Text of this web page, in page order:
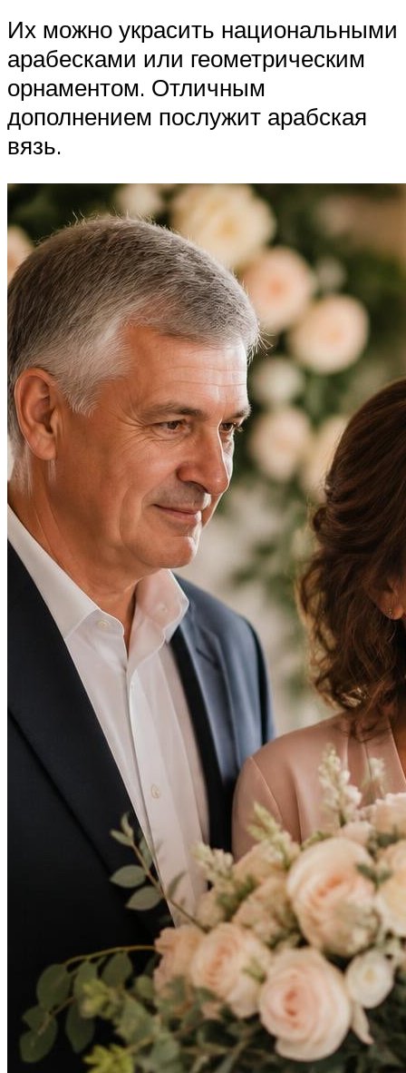
Их можно украсить национальными
арабесками или геометрическим
орнаментом. Отличным
дополнением послужит арабская
вязь.